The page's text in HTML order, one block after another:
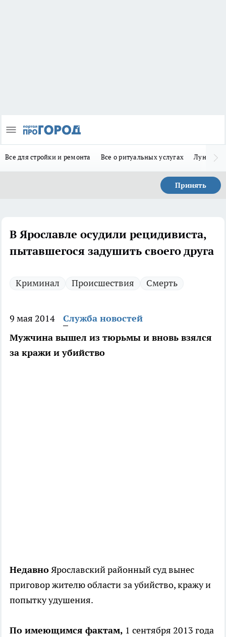
Все для стройки и ремонта Все о ритуальных услугах Лунно-
Принять
В Ярославле осудили рецидивиста,
пытавшегося задушить своего друга
Криминал Происшествия Смерть
9 мая 2014
Служба новостей
Мужчина вышел из тюрьмы и вновь взялся
за кражи и убийство
НедавноЯрославский районный суд вынес
приговор жителю области за убийство, кражу и
попытку удушения.
По имеющимся фактам, 1 сентября 2013 года